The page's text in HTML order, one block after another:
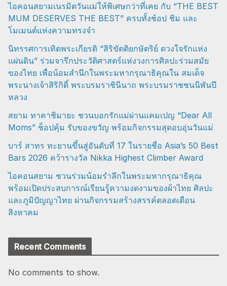
ไอคอนสยามเนรมิตวันแม่ให้พิเศษกว่าที่เคย กับ “THE BEST
MUM DESERVES THE BEST” ครบทั้งช้อป ชิม และ
โมเมนต์แห่งความทรงจำ
นิทรรศการเทิดพระเกียรติ “สิริขัตติยกษัตริย์ ดวงใจรักแห่ง
แผ่นดิน” ร่วมจารึกประวัติศาสตร์แห่งวงการศิลปะร่วมสมัย
ของไทย เพื่อน้อมสำนึกในพระมหากรุณาธิคุณใน สมเด็จ
พระนางเจ้าสิริกิติ์ พระบรมราชินีนาถ พระบรมราชชนนีพันปี
หลวง
สยาม ทาคาชิมายะ ชวนบอกรักแม่ผ่านแคมเปญ “Dear All
Moms” ช็อปคุ้ม รับของขวัญ พร้อมกิจกรรมสุดอบอุ่นวันแม่
บาร์ สาทร ทะยานขึ้นสู่อันดับที่ 17 ในรายชื่อ Asia’s 50 Best
Bars 2026 คว้ารางวัล Nikka Highest Climber Award
ไอคอนสยาม ชวนร่วมน้อมรำลึกในพระมหากรุณาธิคุณ
พร้อมเปิดประสบการณ์เรียนรู้ความงดงามของผ้าไทย ศิลปะ
และภูมิปัญญาไทย ผ่านกิจกรรมสร้างสรรค์ตลอดเดือน
สิงหาคม
Recent Comments
No comments to show.